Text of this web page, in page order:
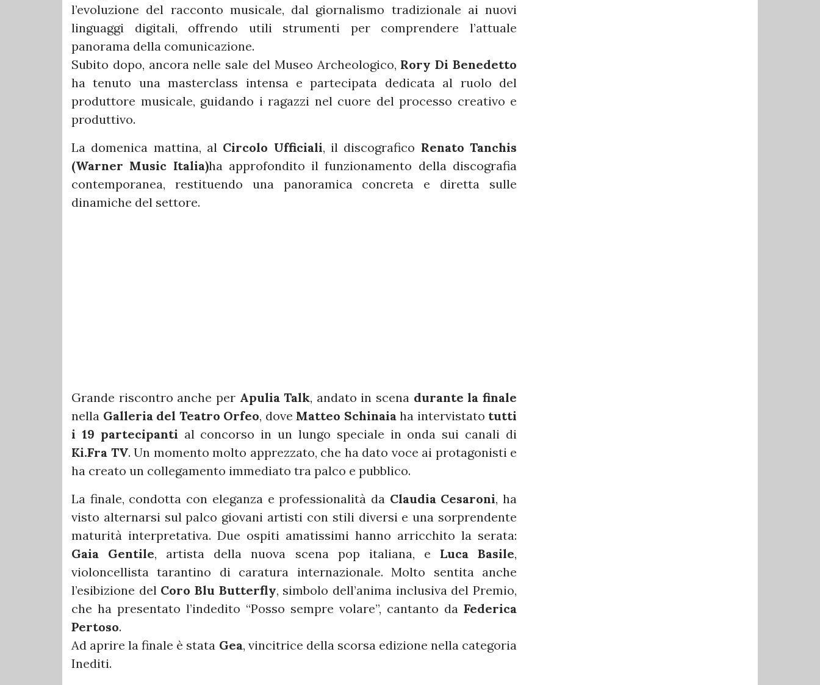
l’evoluzione del racconto musicale, dal giornalismo tradizionale ai nuovi
linguaggi digitali, offrendo utili strumenti per comprendere l’attuale
panorama della comunicazione.
Subito dopo, ancora nelle sale del Museo Archeologico, Rory Di Benedetto
ha tenuto una masterclass intensa e partecipata dedicata al ruolo del
produttore musicale, guidando i ragazzi nel cuore del processo creativo e
produttivo.
La domenica mattina, al Circolo Ufficiali, il discografico Renato Tanchis
(Warner Music Italia)ha approfondito il funzionamento della discografia
contemporanea, restituendo una panoramica concreta e diretta sulle
dinamiche del settore.
Grande riscontro anche per Apulia Talk, andato in scena durante la finale
nella Galleria del Teatro Orfeo, dove Matteo Schinaiaha intervistato tutti
i 19 partecipanti al concorso in un lungo speciale in onda sui canali di
Ki.Fra TV. Un momento molto apprezzato, che ha dato voce ai protagonisti e
ha creato un collegamento immediato tra palco e pubblico.
La finale, condotta con eleganza e professionalità da Claudia Cesaroni, ha
visto alternarsi sul palco giovani artisti con stili diversi e una sorprendente
maturità interpretativa. Due ospiti amatissimi hanno arricchito la serata:
Gaia Gentile, artista della nuova scena pop italiana, e Luca Basile,
violoncellista tarantino di caratura internazionale. Molto sentita anche
l’esibizione del Coro Blu Butterfly, simbolo dell’anima inclusiva del Premio,
che ha presentato l’indedito “Posso sempre volare”, cantanto da Federica
Pertoso.
Ad aprire la finale è stata Gea, vincitrice della scorsa edizione nella categoria
Inediti.